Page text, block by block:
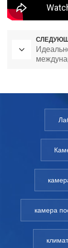
камера